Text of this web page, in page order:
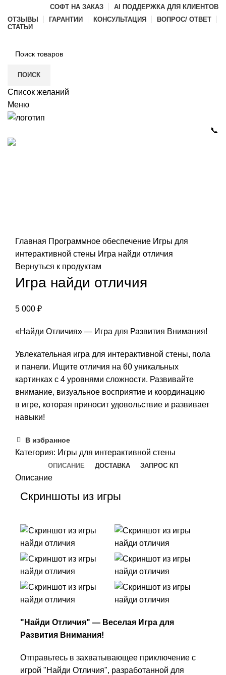
СОФТ НА ЗАКАЗ
AI ПОДДЕРЖКА ДЛЯ КЛИЕНТОВ
ОТЗЫВЫ
ГАРАНТИИ КОНСУЛЬТАЦИЯ
ВОПРОС/ ОТВЕТ
СТАТЬИ
ПОИСК
Список желаний
Меню
📞
Главная Программное обеспечение Игры для
интерактивной стены Игра найди отличия
Вернуться к продуктам
Игра найди отличия
5 000 ₽
«Найди Отличия» — Игра для Развития Внимания!
Увлекательная игра для интерактивной стены, пола
и панели. Ищите отличия на 60 уникальных
картинках с 4 уровнями сложности. Развивайте
внимание, визуальное восприятие и координацию
в игре, которая приносит удовольствие и развивает
навыки!
В избранное
Категория: Игры для интерактивной стены
ОПИСАНИЕ ДОСТАВКА ЗАПРОС КП
Описание
Скриншоты из игры
"Найди Отличия" — Веселая Игра для
Развития Внимания!
Отправьтесь в захватывающее приключение с
игрой "Найди Отличия", разработанной для